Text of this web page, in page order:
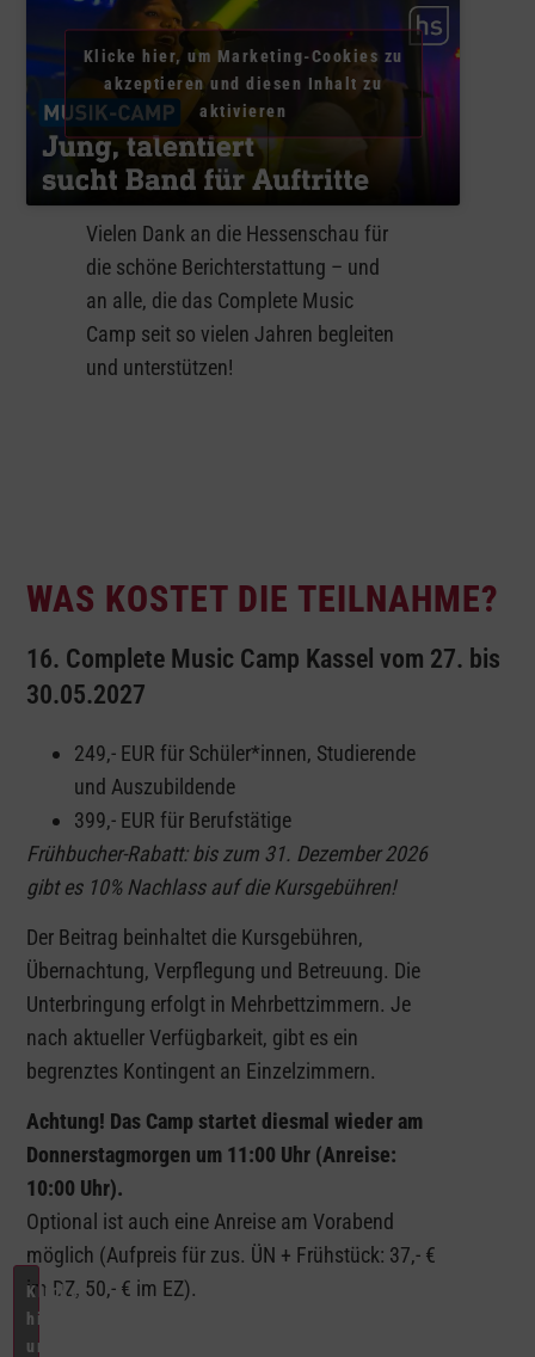
Klicke hier, um Marketing-Cookies zu
akzeptieren und diesen Inhalt zu
aktivieren
Vielen Dank an die Hessenschau für
die schöne Berichterstattung – und
an alle, die das Complete Music
Camp seit so vielen Jahren begleiten
und unterstützen!
WAS KOSTET DIE TEILNAHME?
16. Complete Music Camp Kassel vom 27. bis
30.05.2027
249,- EUR für Schüler*innen, Studierende
und Auszubildende
399,- EUR für Berufstätige
Frühbucher-Rabatt: bis zum 31. Dezember 2026
gibt es 10% Nachlass auf die Kursgebühren!
Der Beitrag beinhaltet die Kursgebühren,
Übernachtung, Verpflegung und Betreuung. Die
Unterbringung erfolgt in Mehrbettzimmern. Je
nach aktueller Verfügbarkeit, gibt es ein
begrenztes Kontingent an Einzelzimmern.
Achtung! Das Camp startet diesmal wieder am
Donnerstagmorgen um 11:00 Uhr (Anreise:
10:00 Uhr).
Optional ist auch eine Anreise am Vorabend
möglich (Aufpreis für zus. ÜN + Frühstück: 37,- €
im DZ, 50,- € im EZ).
Klicke
hier,
um